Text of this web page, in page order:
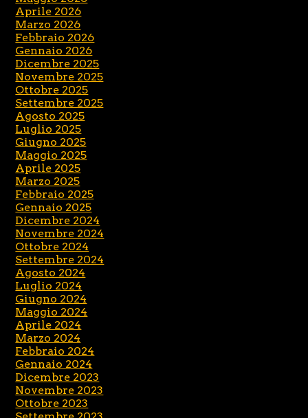
Aprile 2026
Marzo 2026
Febbraio 2026
Gennaio 2026
Dicembre 2025
Novembre 2025
Ottobre 2025
Settembre 2025
Agosto 2025
Luglio 2025
Giugno 2025
Maggio 2025
Aprile 2025
Marzo 2025
Febbraio 2025
Gennaio 2025
Dicembre 2024
Novembre 2024
Ottobre 2024
Settembre 2024
Agosto 2024
Luglio 2024
Giugno 2024
Maggio 2024
Aprile 2024
Marzo 2024
Febbraio 2024
Gennaio 2024
Dicembre 2023
Novembre 2023
Ottobre 2023